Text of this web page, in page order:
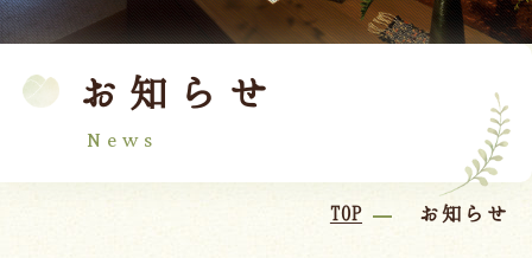
お知らせ
News
TOP お知らせ
温泉 客室
料理
館内